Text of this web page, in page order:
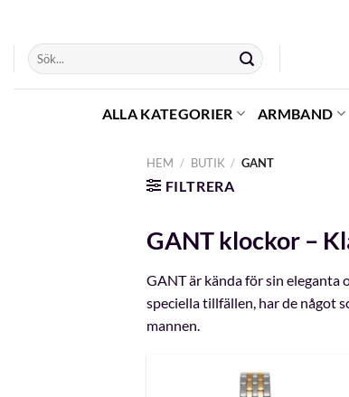
content
Sök
efter:
ALLA KATEGORIER ARMBAND
HEM / BUTIK / GANT
FILTRERA
GANT klockor –
GANT är kända för sin eleganta
speciella tillfällen, har de något
mannen.